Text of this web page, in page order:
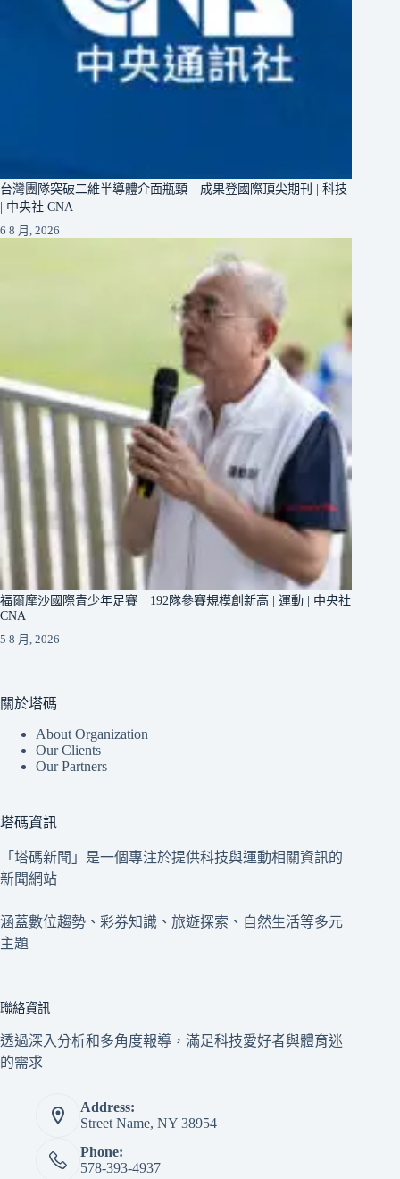
台灣團隊突破二維半導體介面瓶頸 成果登國際頂尖期刊 | 科技
| 中央社 CNA
6 8 月, 2026
福爾摩沙國際青少年足賽 192隊參賽規模創新高 | 運動 | 中央社
CNA
5 8 月, 2026
關於塔碼
About Organization
Our Clients
Our Partners
塔碼資訊
「塔碼新聞」是一個專注於提供科技與運動相關資訊的
新聞網站
涵蓋數位趨勢、彩券知識、旅遊探索、自然生活等多元
主題
聯絡資訊
透過深入分析和多角度報導，滿足科技愛好者與體育迷
的需求
Address:
Street Name, NY 38954
Phone:
578-393-4937